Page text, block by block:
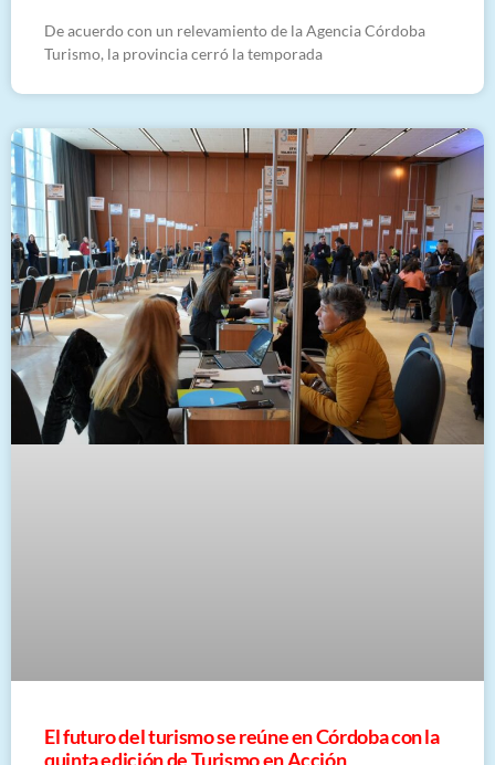
De acuerdo con un relevamiento de la Agencia Córdoba
Turismo, la provincia cerró la temporada
El futuro del turismo se reúne en Córdoba con la
quinta edición de Turismo en Acción